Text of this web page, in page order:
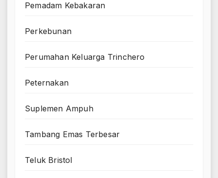
Pemadam Kebakaran
Perkebunan
Perumahan Keluarga Trinchero
Peternakan
Suplemen Ampuh
Tambang Emas Terbesar
Teluk Bristol